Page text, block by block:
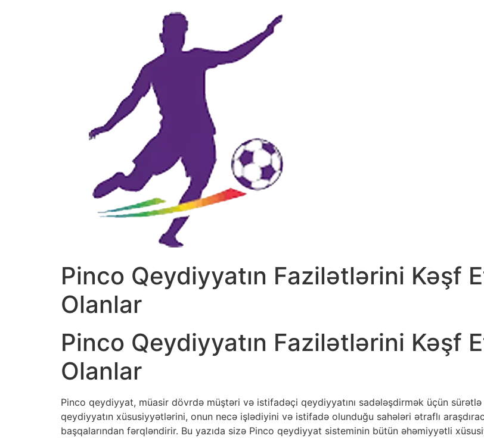
Pinco Qeydiyyatın Fazilətlərini Kəşf
Olanlar
Pinco Qeydiyyatın Fazilətlərini Kəşf
Olanlar
Pinco qeydiyyat, müasir dövrdə müştəri və istifadəçi qeydiyyatını sadələşdirmək üçün
qeydiyyatın xüsusiyyətlərini, onun necə işlədiyini və istifadə olunduğu sahələri ətraflı
başqalarından fərqləndirir. Bu yazıda sizə Pinco qeydiyyat sisteminin bütün əhəmiyyətli